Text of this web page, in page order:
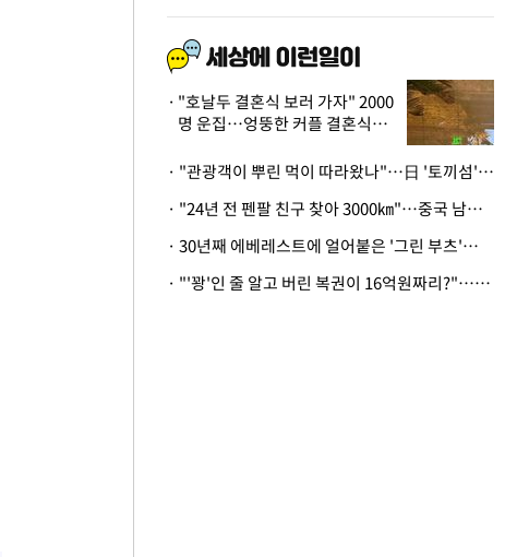
"호날두 결혼식 보러 가자" 2000
명 운집…엉뚱한 커플 결혼식에
· "관광객이 뿌린 먹이 따라왔나"…日 '토끼섬' 멧돼지, 토끼까지 사냥
· "24년 전 펜팔 친구 찾아 3000㎞"…중국 남성 사연에 '뭉클'
· 30년째 에베레스트에 얼어붙은 '그린 부츠'…드디어 가족 품으로
· "'꽝'인 줄 알고 버린 복권이 16억원짜리?"…극적으로 되찾은 사연